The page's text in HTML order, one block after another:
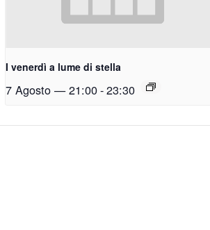
I venerdì a lume di stella
7 Agosto — 21:00-23:30